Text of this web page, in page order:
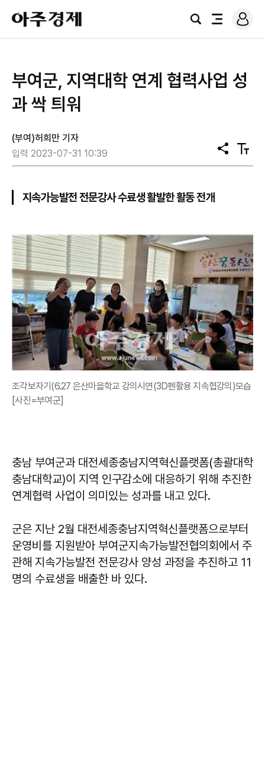
아
주
경
검
전
로
그
부여군, 지역대학 연계 협력사업 성
과 싹 틔워
(부여)허희만 기자
입력 2023-07-31 10:39
공
유
텍
스
지속가능발전 전문강사 수료생 활발한 활동 전개
조각보자기(6.27 은산마을학교 강의시연(3D펜활용 지속협강의)모습
[사진=부여군]
충남 부여군과 대전세종충남지역혁신플랫폼(총괄대학
충남대학교)이 지역 인구감소에 대응하기 위해 추진한
연계협력 사업이 의미있는 성과를 내고 있다.
군은 지난 2월 대전세종충남지역혁신플랫폼으로부터
운영비를 지원받아 부여군지속가능발전협의회에서 주
관해 지속가능발전 전문강사 양성 과정을 추진하고 11
명의 수료생을 배출한 바 있다.